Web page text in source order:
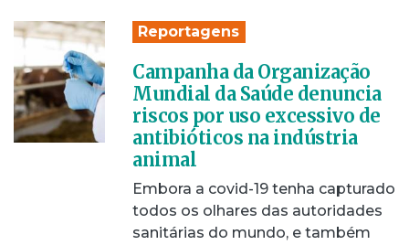
Reportagens
Campanha da Organização
Mundial da Saúde denuncia
riscos por uso excessivo de
antibióticos na indústria
animal
Embora a covid-19 tenha capturado
todos os olhares das autoridades
sanitárias do mundo, e também